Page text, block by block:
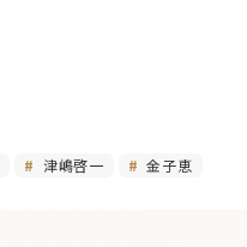
津嶋啓一 金子恵